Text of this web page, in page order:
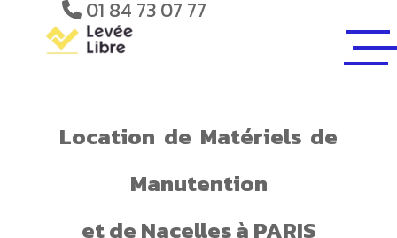
01 84 73 07 77
Location de Matériels de
Manutention
et deNacellesà PARIS